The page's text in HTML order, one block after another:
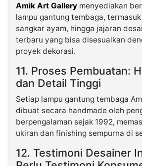
Amik Art Gallery menyediakan
lampu gantung tembaga,
sangkar ayam, hingga jajaran
terbaru yang bisa disesuaikan
proyek dekorasi.
11. Proses Pembuatan:
dan Detail Tinggi
Setiap lampu gantung tembaga
dibuat secara handmade oleh
berpengalaman sejak 1992,
ukiran dan finishing sempurna di
12. Testimoni Desainer